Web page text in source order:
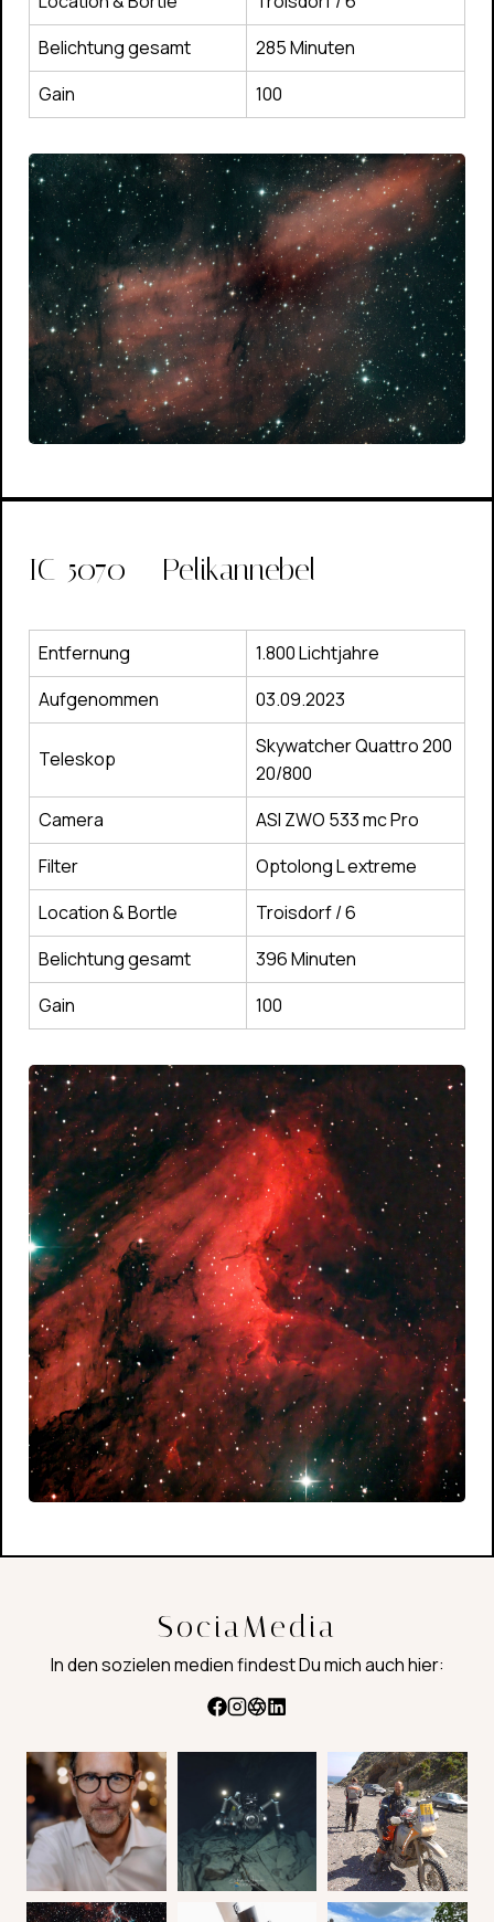
Belichtung gesamt
285 Minuten
Gain
100
IC-5070 – Pelikannebel
Entfernung
1.800 Lichtjahre
Aufgenommen
03.09.2023
Teleskop
Skywatcher Quattro 200
20/800
Camera
ASI ZWO 533 mc Pro
Filter
Optolong L extreme
Location & Bortle
Troisdorf / 6
Belichtung gesamt
396 Minuten
Gain
100
SociaMedia
In den sozielen medien findest Du mich auch hier: